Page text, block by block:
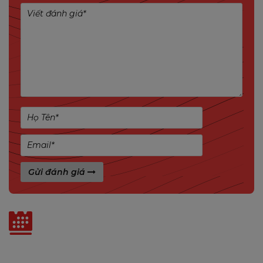
Giúp bạn duy trì kết nối mọi lúc, mọi nơi, ngay cả
Gửi đánh giá